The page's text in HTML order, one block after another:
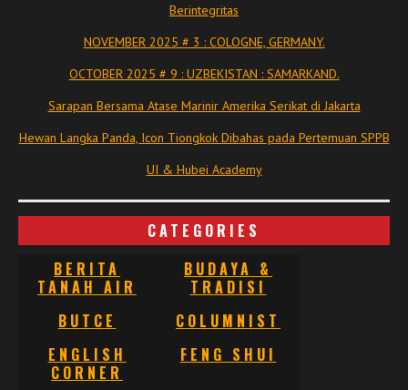
Berintegritas
NOVEMBER 2025 # 3 : COLOGNE, GERMANY.
OCTOBER 2025 # 9 : UZBEKISTAN : SAMARKAND.
Sarapan Bersama Atase Marinir Amerika Serikat di Jakarta
Hewan Langka Panda, Icon Tiongkok Dibahas pada Pertemuan SPPB
UI & Hubei Academy
CATEGORIES
BERITA
TANAH AIR
BUDAYA &
TRADISI
BUTCE
COLUMNIST
ENGLISH
CORNER
FENG SHUI